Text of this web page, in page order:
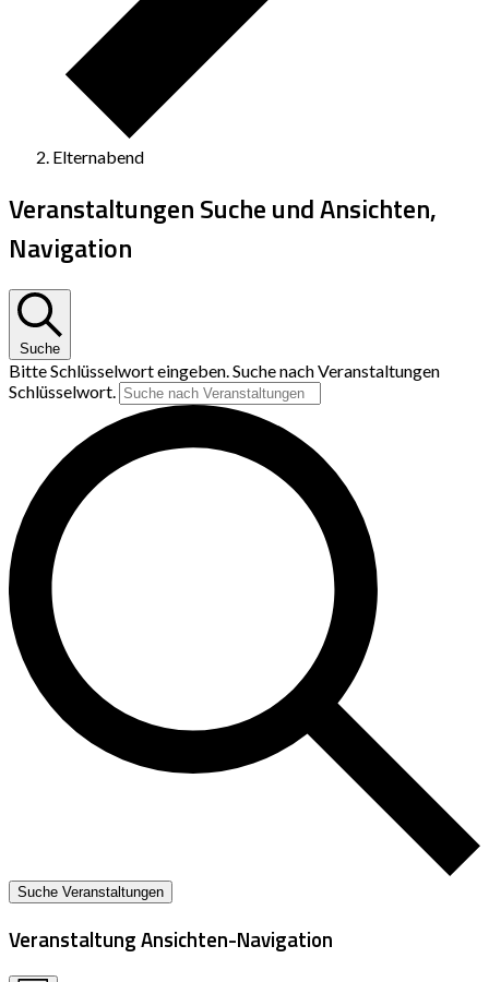
Elternabend
Veranstaltungen Suche und Ansichten,
Navigation
Suche
Bitte Schlüsselwort eingeben. Suche nach Veranstaltungen
Schlüsselwort.
Suche Veranstaltungen
Veranstaltung Ansichten-Navigation